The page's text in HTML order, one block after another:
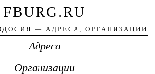
FBURG.RU
— АДРЕСА, ОРГАНИЗАЦИИ
Адреса
Организации